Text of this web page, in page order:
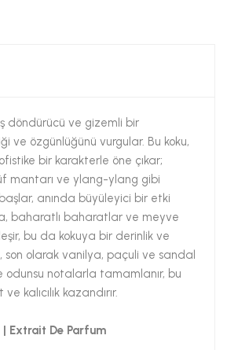
döndürücü ve gizemli bir
ve özgünlüğünü vurgular. Bu koku,
bir karakterle öne çıkar;
mantarı ve ylang-ylang gibi
anında büyüleyici bir etki
baharatlı baharatlar ve meyve
bu da kokuya bir derinlik ve
son olarak vanilya, paçuli ve sandal
odunsu notalarla tamamlanır, bu
kalıcılık kazandırır.
| Extrait De Parfum